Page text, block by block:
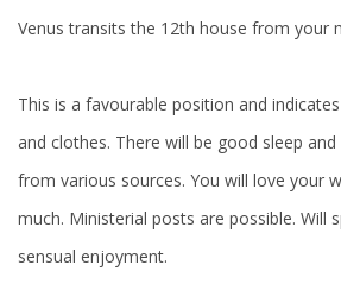
Venus transits the 12th house from your
This is a favourable position and
and clothes. There will be good sleep
from various sources. You will love your
much. Ministerial posts are possible. Will
sensual enjoyment.